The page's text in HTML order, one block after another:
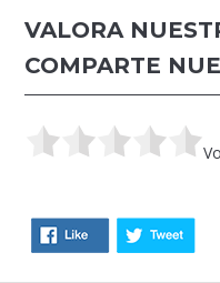
VALORA
COMPARTE